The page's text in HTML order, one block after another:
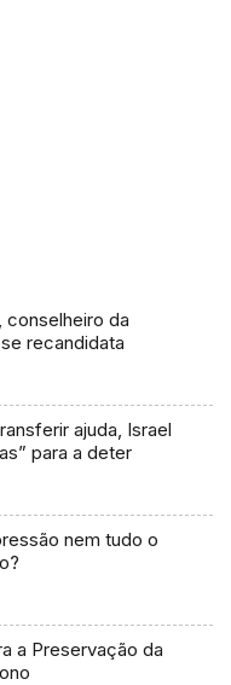
da
recandidata
ajuda, Israel
para a deter
nem tudo o
a Preservação da